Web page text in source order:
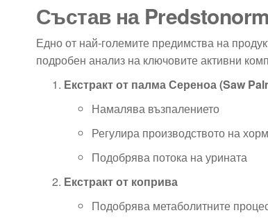
Състав на
Едно от най-големите предимства на
подробен анализ на ключовите активни
Екстракт от палма Сереноа (Saw
Намалява възпалението
Регулира производството на
Подобрява потока на урината
Екстракт от коприва
Подобрява метаболитните